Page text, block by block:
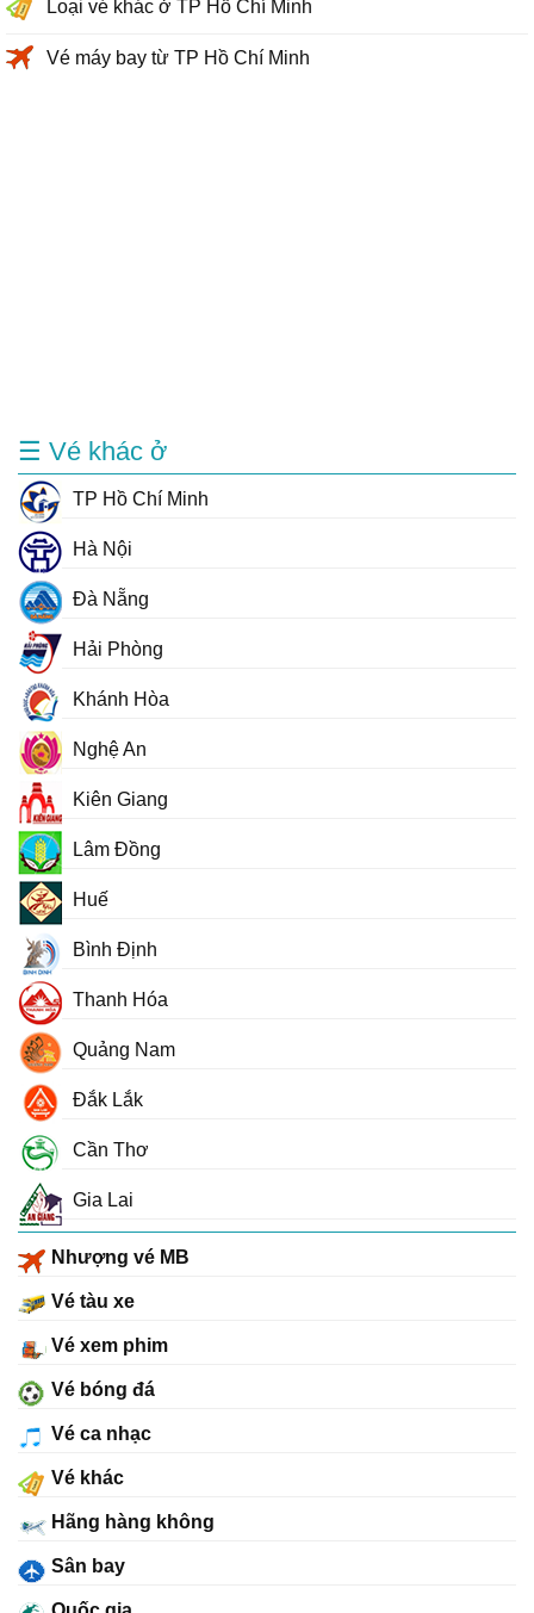
Loại vé khác ở TP Hồ Chí Minh
Vé máy bay từ TP Hồ Chí Minh
☰ Vé khác ở
TP Hồ Chí Minh
Hà Nội
Đà Nẵng
Hải Phòng
Khánh Hòa
Nghệ An
Kiên Giang
Lâm Đồng
Huế
Bình Định
Thanh Hóa
Quảng Nam
Đắk Lắk
Cần Thơ
Gia Lai
Nhượng vé MB
Vé tàu xe
Vé xem phim
Vé bóng đá
Vé ca nhạc
Vé khác
Hãng hàng không
Sân bay